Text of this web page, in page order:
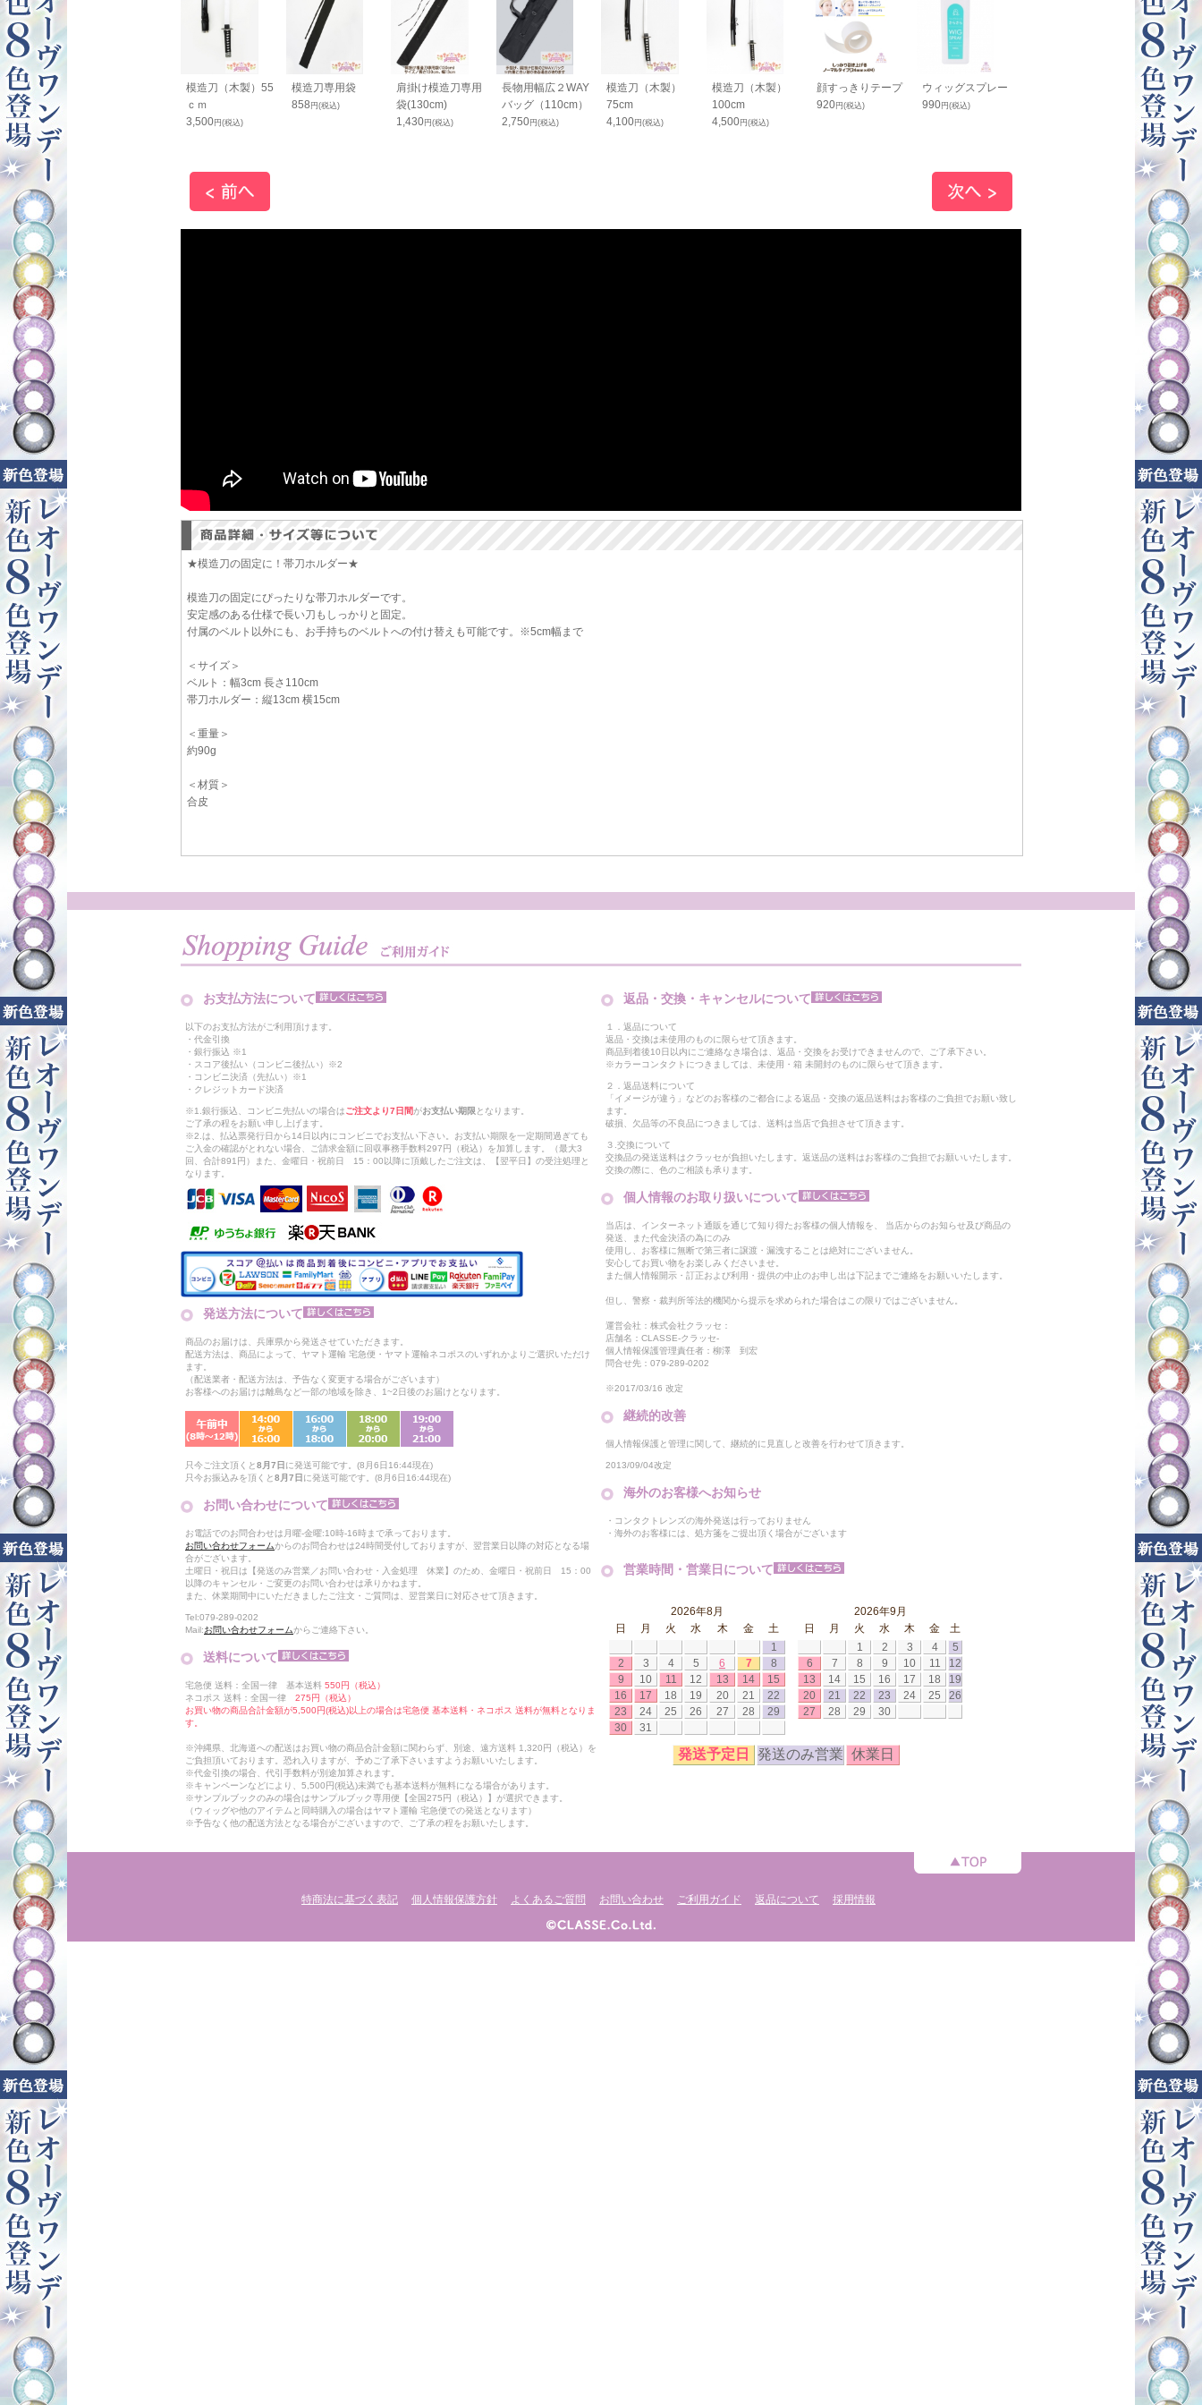
とスマホス
プ 黒
(税込)
模造刀（木製）55
ｃｍ
3,500円(税込)
模造刀専用袋
858 円(税込)
肩掛け模造刀専用
袋(130cm)
1,430円(税込)
長物用幅広２WAY
バッグ（110cm）
2,750円(税込)
模造刀（木製）
75cm
4,100円(税込)
模造刀（木製）
100cm
4,500円(税込)
顔すっきりテープ
920円(税込)
ウィッグスプレー
990円(税込)
カラーヘアピ
ラットタイプ
350円(税込)
★模造刀の固定に！帯刀ホルダー★
模造刀の固定にぴったりな帯刀ホルダーです。
安定感のある仕様で長い刀もしっかりと固定。
付属のベルト以外にも、お手持ちのベルトへの付け替えも可能です。※5cm幅まで
＜サイズ＞
ベルト：幅3cm 長さ110cm
帯刀ホルダー：縦13cm 横15cm
＜重量＞
約90g
＜材質＞
合皮
お支払方法について
以下のお支払方法がご利用頂けます。
・代金引換
・銀行振込 ※1
・スコア後払い（コンビニ後払い）※2
・コンビニ決済（先払い）※1
・クレジットカード決済
※1.銀行振込、コンビニ先払いの場合はご注文より7日間がお支払い期限 となります。
ご了承の程をお願い申し上げます。
※2.は、払込票発行日から14日以内にコンビニでお支払い下さい。お支払い期限を一定期間過ぎても
ご入金の確認がとれない場合、ご請求金額に回収事務手数料297円（税込）を加算します。（最大3
回、合計891円）また、金曜日・祝前日 15：00以降に頂戴したご注文は、【翌平日】の受注処理と
なります。
発送方法について
商品のお届けは、兵庫県から発送させていただきます。
配送方法は、商品によって、ヤマト運輸 宅急便・ヤマト運輸ネコポスのいずれかよりご選択いただけ
ます。
（配送業者・配送方法は、予告なく変更する場合がございます）
お客様へのお届けは離島など一部の地域を除き、1~2日後のお届けとなります。
只今ご注文頂くと8月7日 に発送可能です。(8月6日16:44現在)
只今お振込みを頂くと8月7日 に発送可能です。(8月6日16:44現在)
お問い合わせについて
お電話でのお問合わせは月曜-金曜:10時-16時まで承っております。
お問い合わせフォームからのお問合わせは24時間受付しておりますが、翌営業日以降の対応となる場
合がございます。
土曜日・祝日は【発送のみ営業／お問い合わせ・入金処理 休業】のため、金曜日・祝前日 15：00
以降のキャンセル・ご変更のお問い合わせは承りかねます。
また、休業期間中にいただきましたご注文・ご質問は、翌営業日に対応させて頂きます。
Tel:079-289-0202
Mail:お問い合わせフォームからご連絡下さい。
送料について
宅急便 送料：全国一律 基本送料 550円（税込）
ネコポス 送料：全国一律 275円（税込）
お買い物の商品合計金額が5,500円(税込)以上の場合は宅急便 基本送料・ネコポス 送料が無料となりま
す。
※沖縄県、北海道への配送はお買い物の商品合計金額に関わらず、別途、遠方送料 1,320円（税込）を
ご負担頂いております。恐れ入りますが、予めご了承下さいますようお願いいたします。
※代金引換の場合、代引手数料が別途加算されます。
※キャンペーンなどにより、5,500円(税込)未満でも基本送料が無料になる場合があります。
※サンプルブックのみの場合はサンプルブック専用便【全国275円（税込）】が選択できます。
（ウィッグや他のアイテムと同時購入の場合はヤマト運輸 宅急便での発送となります）
※予告なく他の配送方法となる場合がございますので、ご了承の程をお願いたします。
返品・交換・キャンセルについて
１．返品について
返品・交換は未使用のものに限らせて頂きます。
商品到着後10日以内にご連絡なき場合は、返品・交換をお受けできませんので、ご了承下さい。
※カラーコンタクトにつきましては、未使用・箱 未開封のものに限らせて頂きます。
２．返品送料について
「イメージが違う」などのお客様のご都合による返品・交換の返品送料はお客様のご負担でお願い致し
ます。
破損、欠品等の不良品につきましては、送料は当店で負担させて頂きます。
３.交換について
交換品の発送送料はクラッセが負担いたします。返送品の送料はお客様のご負担でお願いいたします。
交換の際に、色のご相談も承ります。
個人情報のお取り扱いについて
当店は、インターネット通販を通じて知り得たお客様の個人情報を、 当店からのお知らせ及び商品の
発送、また代金決済の為にのみ
使用し、お客様に無断で第三者に譲渡・漏洩することは絶対にございません。
安心してお買い物をお楽しみくださいませ。
また個人情報開示・訂正および利用・提供の中止のお申し出は下記までご連絡をお願いいたします。
但し、警察・裁判所等法的機関から提示を求められた場合はこの限りではございません。
運営会社：株式会社クラッセ：
店舗名：CLASSE-クラッセ-
個人情報保護管理責任者：柳澤 到宏
問合せ先：079-289-0202
※2017/03/16 改定
継続的改善
個人情報保護と管理に関して、継続的に見直しと改善を行わせて頂きます。
2013/09/04改定
海外のお客様へお知らせ
・コンタクトレンズの海外発送は行っておりません
・海外のお客様には、処方箋をご提出頂く場合がございます
営業時間・営業日について
2026年8月
日
月 火 水 木 金
土
1
2
3 4 5 6 7
8
9
10 11 12 13 14
15
16
17 18 19 20 21
22
23
24 25 26 27 28
29
30
31
2026年9月
日
月 火 水 木 金
土
1
2 3 4
5
6
7 8 9 10 11
12
13
14 15 16 17 18
19
20
21 22 23 24 25
26
27
28 29 30
発送予定日 発送のみ営業 休業日
特商法に基づく表記 個人情報保護方針 よくあるご質問 お問い合わせ ご利用ガイド 返品について 採用情報